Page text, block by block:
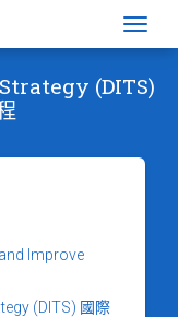
(DITS)
Improve
(DITS) 國際